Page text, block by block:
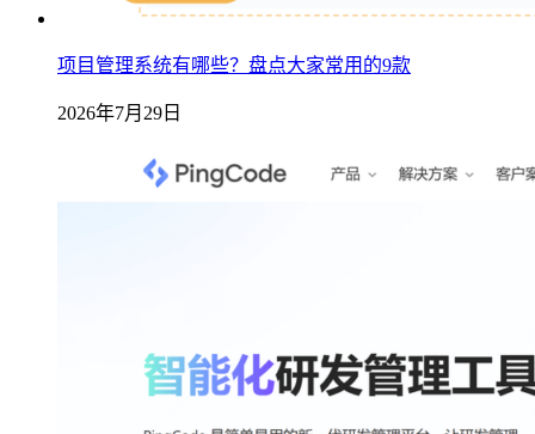
项目管理系统有哪些？盘点大家常用的9款
2026年7月29日